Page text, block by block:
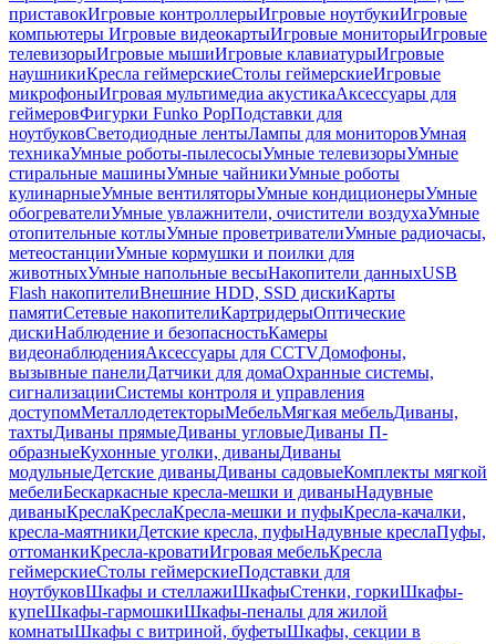
приставокИгровые контроллерыИгровые ноутбукиИгровые
компьютеры Игровые видеокартыИгровые мониторыИгровые
телевизорыИгровые мышиИгровые клавиатурыИгровые
наушникиКресла геймерскиеСтолы геймерскиеИгровые
микрофоныИгровая мультимедиа акустикаАксессуары для
геймеровФигурки Funko PopПодставки для
ноутбуковСветодиодные лентыЛампы для мониторовУмная
техникаУмные роботы-пылесосыУмные телевизорыУмные
стиральные машиныУмные чайникиУмные роботы
кулинарныеУмные вентиляторыУмные кондиционерыУмные
обогревателиУмные увлажнители, очистители воздухаУмные
отопительные котлыУмные проветривателиУмные радиочасы,
метеостанцииУмные кормушки и поилки для
животныхУмные напольные весыНакопители данныхUSB
Flash накопителиВнешние HDD, SSD дискиКарты
памятиСетевые накопителиКартридерыОптические
дискиНаблюдение и безопасностьКамеры
видеонаблюденияАксессуары для CCTVДомофоны,
вызывные панелиДатчики для домаОхранные системы,
сигнализацииСистемы контроля и управления
доступомМеталлодетекторыМебельМягкая мебельДиваны,
тахтыДиваны прямыеДиваны угловыеДиваны П-
образныеКухонные уголки, диваныДиваны
модульныеДетские диваныДиваны садовыеКомплекты мягкой
мебелиБескаркасные кресла-мешки и диваныНадувные
диваныКреслаКреслаКресла-мешки и пуфыКресла-качалки,
кресла-маятникиДетские кресла, пуфыНадувные креслаПуфы,
оттоманкиКресла-кроватиИгровая мебельКресла
геймерскиеСтолы геймерскиеПодставки для
ноутбуковШкафы и стеллажиШкафыСтенки, горкиШкафы-
купеШкафы-гармошкиШкафы-пеналы для жилой
комнатыШкафы с витриной, буфетыШкафы, секции в